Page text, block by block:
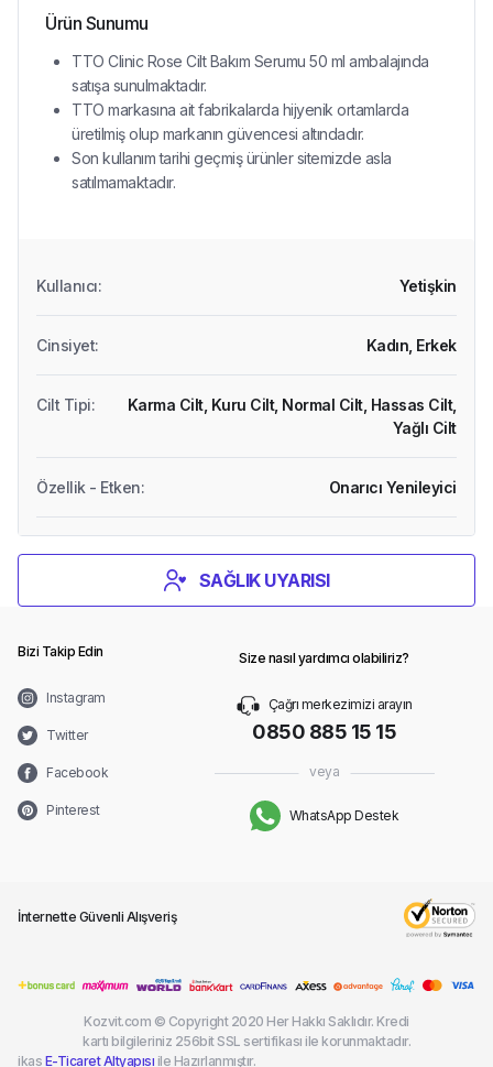
Ürün Sunumu
TTO Clinic Rose Cilt Bakım Serumu 50 ml ambalajında
satışa sunulmaktadır.
TTO markasına ait fabrikalarda hijyenik ortamlarda
üretilmiş olup markanın güvencesi altındadır.
Son kullanım tarihi geçmiş ürünler sitemizde asla
satılmamaktadır.
Kullanıcı: Yetişkin
Cinsiyet: Kadın, Erkek
Cilt Tipi: Karma Cilt, Kuru Cilt, Normal Cilt, Hassas Cilt,
Yağlı Cilt
Özellik - Etken: Onarıcı Yenileyici
SAĞLIK UYARISI
Bizi Takip Edin
Instagram
Twitter
Facebook
Pinterest
Size nasıl yardımcı olabiliriz?
Çağrı merkezimizi arayın
0850 885 15 15
veya
WhatsApp Destek
İnternette Güvenli Alışveriş
Kozvit.com © Copyright 2020 Her Hakkı Saklıdır. Kredi
kartı bilgileriniz 256bit SSL sertifikası ile korunmaktadır.
ikas E-Ticaret Altyapısı ile Hazırlanmıştır.